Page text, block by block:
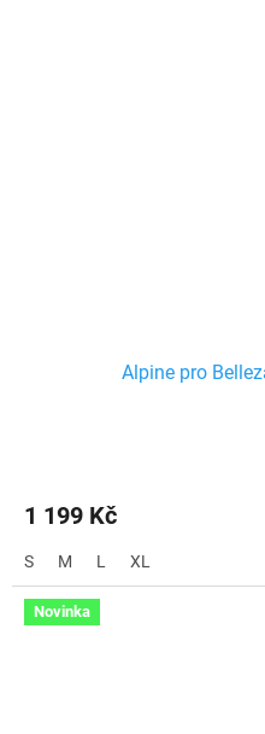
Alpine pro
1 199 Kč
S M L XL
Novinka